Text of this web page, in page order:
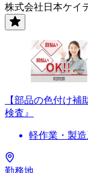
株式会社日本ケイ
【部品の色付け補
検査』
軽作業・製造
勤務地